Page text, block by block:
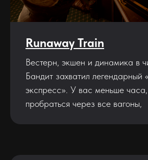
Runaway Train
Вестерн, экшен и динамика в
Бандит захватил легендарный
экспресс». У вас меньше часа,
пробраться через все вагоны,